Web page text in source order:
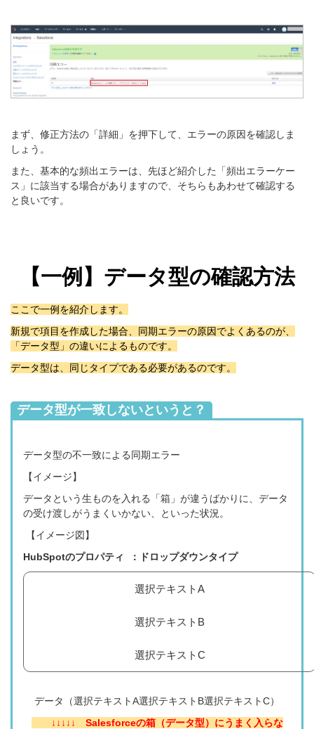
まず、修正方法の「詳細」を押下して、エラーの原因を確認しま
しょう。
また、基本的な頻出エラーは、先ほど紹介した「頻出エラーケー
ス」に該当する場合がありますので、そちらもあわせて確認する
と良いです。
【一例】データ型の確認方法
ここで一例を紹介します。
新規で項目を作成した場合、 同期エラーの原因でよくあるのが、
「データ型」の違いによるものです。
データ型は、同じタイプである必要があるのです。
データ型が一致しないというと？
データ型の不一致による同期エラー
【イメージ】
データという生ものを入れる「箱」が違うばかりに、データ
の受け渡しがうまくいかない、といった状況。
【イメージ図】
HubSpotのプロパティ ：ドロップダウンタイプ
選択テキストA
選択テキストB
選択テキストC
データ（選択テキストA選択テキストB選択テキストC）
↓↓↓↓↓ Salesforceの箱（データ型）にうまく入らな